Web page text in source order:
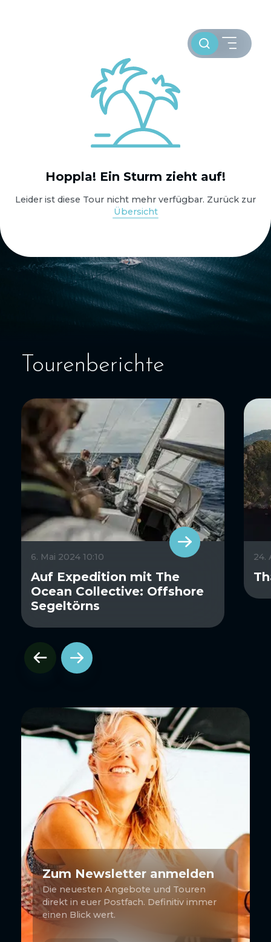
WELTWEIT SEGELN
OSTSEE SEGELTÖRNS
SERVICE
SEGELBLOG
Toursuche
Hoppla! Ein Sturm zieht auf!
Leider ist diese Tour nicht mehr verfügbar. Zurück zur
Übersicht
Tourenberichte
6. Mai 2024 10:10
Auf Expedition mit The
Ocean Collective: Offshore
Segeltörns
24.
Zum Newsletter anmelden
Die neuesten Angebote und Touren
direkt in euer Postfach. Definitiv immer
einen Blick wert.